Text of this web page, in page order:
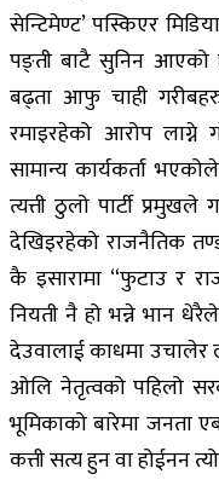
सेन्टिमेण्ट’ पस्किएर
पङ्ती बाटै सुनिन आएको
बढ्ता आफु चाही
रमाइरहेको आरोप
सामान्य कार्यकर्ता
त्यत्ती ठुलो पार्टी
देखिइरहेको राजनैतिक
कै इसारामा “फुटाउ र
नियती नै हो भन्ने भान
देउवालाई काधमा
ओलि नेतृत्वको पहिलो
भूमिकाको बारेमा जनता
कत्ती सत्य हुन वा होईनन